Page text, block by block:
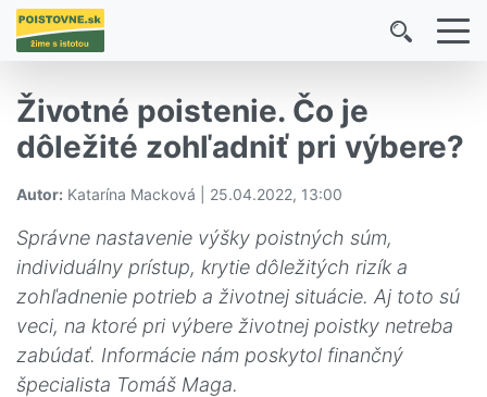
Životné poistenie. Čo je
dôležité zohľadniť pri výbere?
Autor: Katarína Macková | 25.04.2022, 13:00
Správne nastavenie výšky poistných súm,
individuálny prístup, krytie dôležitých rizík a
zohľadnenie potrieb a životnej situácie. Aj toto sú
veci, na ktoré pri výbere životnej poistky netreba
zabúdať. Informácie nám poskytol finančný
špecialista Tomáš Maga.